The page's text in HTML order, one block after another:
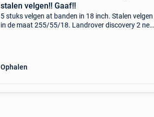
stalen velgen!! Gaaf!!
5 stuks velgen at banden in 18 inch. Stalen velgen
in de maat 255/55/18. Landrover discovery 2 new
Ophalen